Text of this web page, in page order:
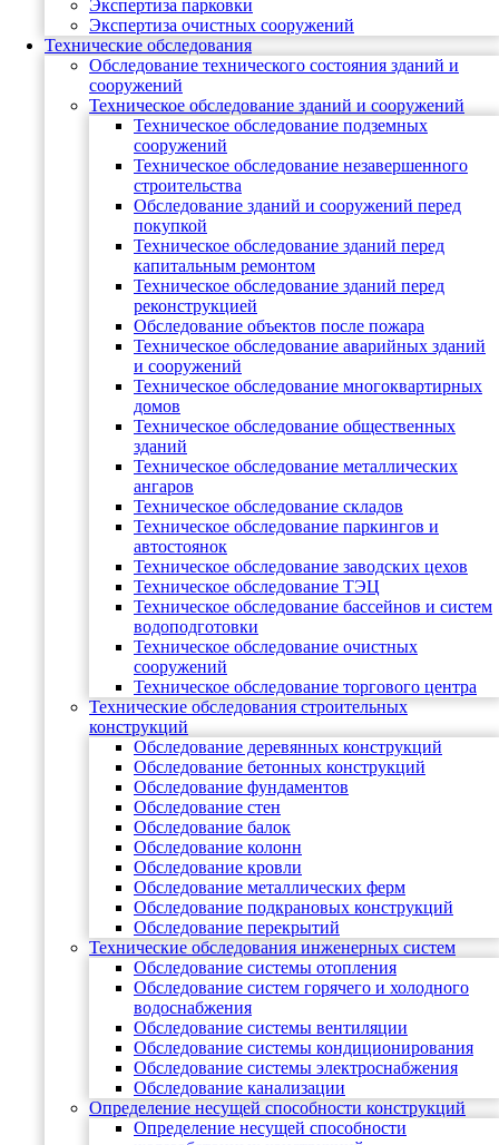
Экспертиза парковки
Экспертиза очистных сооружений
Технические обследования
Обследование технического состояния зданий и
сооружений
Техническое обследование зданий и сооружений
Техническое обследование подземных
сооружений
Техническое обследование незавершенного
строительства
Обследование зданий и сооружений перед
покупкой
Техническое обследование зданий перед
капитальным ремонтом
Техническое обследование зданий перед
реконструкцией
Обследование объектов после пожара
Техническое обследование аварийных зданий
и сооружений
Техническое обследование многоквартирных
домов
Техническое обследование общественных
зданий
Техническое обследование металлических
ангаров
Техническое обследование складов
Техническое обследование паркингов и
автостоянок
Техническое обследование заводских цехов
Техническое обследование ТЭЦ
Техническое обследование бассейнов и систем
водоподготовки
Техническое обследование очистных
сооружений
Техническое обследование торгового центра
Технические обследования строительных
конструкций
Обследование деревянных конструкций
Обследование бетонных конструкций
Обследование фундаментов
Обследование стен
Обследование балок
Обследование колонн
Обследование кровли
Обследование металлических ферм
Обследование подкрановых конструкций
Обследование перекрытий
Технические обследования инженерных систем
Обследование системы отопления
Обследование систем горячего и холодного
водоснабжения
Обследование системы вентиляции
Обследование системы кондиционирования
Обследование системы электроснабжения
Обследование канализации
Определение несущей способности конструкций
Определение несущей способности